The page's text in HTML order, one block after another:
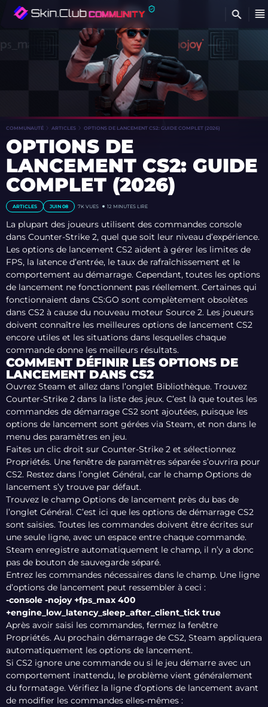
COMMUNAUTÉ ARTICLES OPTIONS DE LANCEMENT CS2: GUIDE COMPLET (2026)
OPTIONS DE
LANCEMENT CS2: GUIDE
COMPLET (2026)
ARTICLES JUIN 08 7K VUES 12 MINUTES LIRE
La plupart des joueurs utilisent des commandes console
dans Counter-Strike 2, quel que soit leur niveau d’expérience.
Les options de lancement CS2 aident à gérer les limites de
FPS, la latence d’entrée, le taux de rafraîchissement et le
comportement au démarrage. Cependant, toutes les options
de lancement ne fonctionnent pas réellement. Certaines qui
fonctionnaient dans CS:GO sont complètement obsolètes
dans CS2 à cause du nouveau moteur Source 2. Les joueurs
doivent connaître les meilleures options de lancement CS2
encore utiles et les situations dans lesquelles chaque
commande donne les meilleurs résultats.
COMMENT DÉFINIR LES OPTIONS DE
LANCEMENT DANS CS2
Ouvrez Steam et allez dans l’onglet Bibliothèque. Trouvez
Counter-Strike 2 dans la liste des jeux. C’est là que toutes les
commandes de démarrage CS2 sont ajoutées, puisque les
options de lancement sont gérées via Steam, et non dans le
menu des paramètres en jeu.
Faites un clic droit sur Counter-Strike 2 et sélectionnez
Propriétés. Une fenêtre de paramètres séparée s’ouvrira pour
CS2. Restez dans l’onglet Général, car le champ Options de
lancement s’y trouve par défaut.
Trouvez le champ Options de lancement près du bas de
l’onglet Général. C’est ici que les options de démarrage CS2
sont saisies. Toutes les commandes doivent être écrites sur
une seule ligne, avec un espace entre chaque commande.
Steam enregistre automatiquement le champ, il n’y a donc
pas de bouton de sauvegarde séparé.
Entrez les commandes nécessaires dans le champ. Une ligne
d’options de lancement peut ressembler à ceci :
-console -nojoy +fps_max 400
+engine_low_latency_sleep_after_client_tick true
Après avoir saisi les commandes, fermez la fenêtre
Propriétés. Au prochain démarrage de CS2, Steam appliquera
automatiquement les options de lancement.
Si CS2 ignore une commande ou si le jeu démarre avec un
comportement inattendu, le problème vient généralement
du formatage. Vérifiez la ligne d’options de lancement avant
de modifier les commandes elles-mêmes :